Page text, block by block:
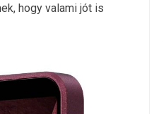
hogy valami jót is